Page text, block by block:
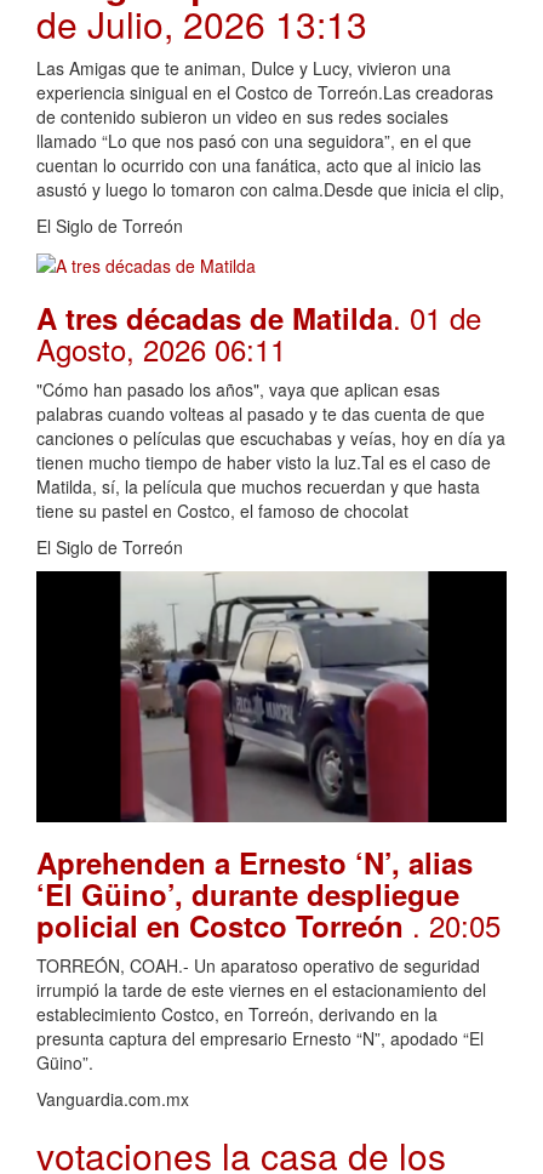
de Julio, 2026 13:13
Las Amigas que te animan, Dulce y Lucy, vivieron una
experiencia sinigual en el Costco de Torreón.Las creadoras
de contenido subieron un video en sus redes sociales
llamado “Lo que nos pasó con una seguidora”, en el que
cuentan lo ocurrido con una fanática, acto que al inicio las
asustó y luego lo tomaron con calma.Desde que inicia el clip,
El Siglo de Torreón
A tres décadas de Matilda. 01 de
Agosto, 2026 06:11
"Cómo han pasado los años", vaya que aplican esas
palabras cuando volteas al pasado y te das cuenta de que
canciones o películas que escuchabas y veías, hoy en día ya
tienen mucho tiempo de haber visto la luz.Tal es el caso de
Matilda, sí, la película que muchos recuerdan y que hasta
tiene su pastel en Costco, el famoso de chocolat
El Siglo de Torreón
Aprehenden a Ernesto ‘N’, alias
‘El Güino’, durante despliegue
policial en Costco Torreón. 20:05
TORREÓN, COAH.- Un aparatoso operativo de seguridad
irrumpió la tarde de este viernes en el estacionamiento del
establecimiento Costco, en Torreón, derivando en la
presunta captura del empresario Ernesto “N”, apodado “El
Güino”.
Vanguardia.com.mx
votaciones la casa de los